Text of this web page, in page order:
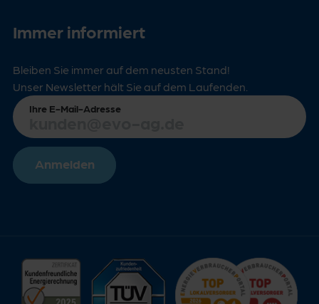
Immer informiert
Bleiben Sie immer auf dem neusten Stand!
Unser Newsletter hält Sie auf dem Laufenden.
Ihre E-Mail-Adresse
Anmelden